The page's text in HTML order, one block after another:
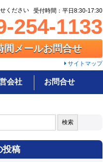
ください
254-1133
受付時間：平日8:30-17:30
間メールお問合せ
サイトマップ
会社 お問合せ
投稿